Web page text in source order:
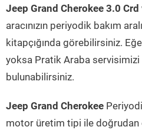
Jeep Grand Cherokee 3.0 Crd
aracınızın periyodik bakım
kitapçığında görebilirsiniz.
yoksa Pratik Araba servisimizi
bulunabilirsiniz.
Jeep Grand Cherokee
motor üretim tipi ile doğrudan